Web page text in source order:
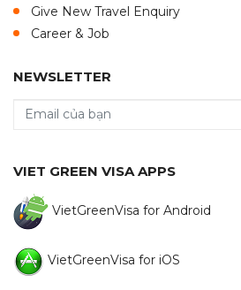
Give New Travel Enquiry
Career & Job
NEWSLETTER
VIET GREEN VISA APPS
VietGreenVisa for Android
VietGreenVisa for iOS